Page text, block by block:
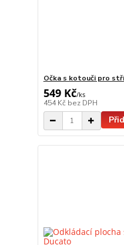
Očka s kotouči pro
549 Kč/ks
454 Kč bez DPH